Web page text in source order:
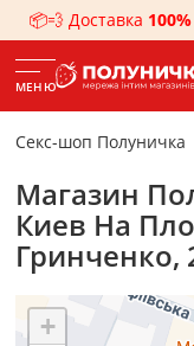
📦💨 Доставка
МЕНЮ
Секс-шоп Полуничка
Магазин
Киев На
Гринченко,
+